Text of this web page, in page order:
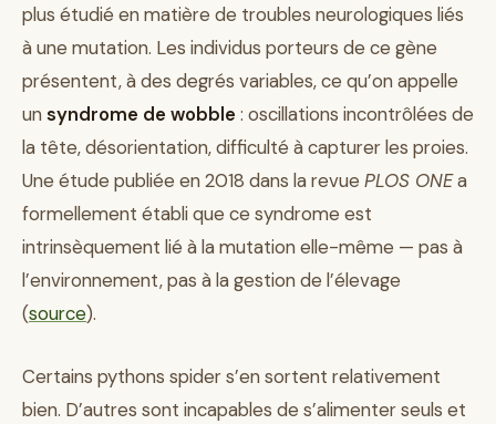
plus étudié en matière de troubles neurologiques liés
à une mutation. Les individus porteurs de ce gène
présentent, à des degrés variables, ce qu’on appelle
unsyndrome de wobble : oscillations incontrôlées de
la tête, désorientation, difficulté à capturer les proies.
Une étude publiée en 2018 dans la revue PLOS ONEa
formellement établi que ce syndrome est
intrinsèquement lié à la mutation elle-même — pas à
l’environnement, pas à la gestion de l’élevage
(source).
Certains pythons spider s’en sortent relativement
bien. D’autres sont incapables de s’alimenter seuls et